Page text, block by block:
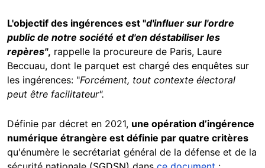
L'objectif des ingérences est "d'influer sur l'ordre
public de notre société et d'en déstabiliser les
repères", rappelle la procureure de Paris, Laure
Beccuau, dont le parquet est chargé des enquêtes sur
les ingérences: "Forcément, tout contexte électoral
peut être facilitateur".
Définie par décret en 2021, une opération d’ingérence
numérique étrangère est définie par quatre critères
qu'énumère le secrétariat général de la défense et de la